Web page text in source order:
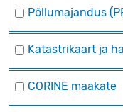
Põllumajandus
Katastrikaart ja
CORINE maakate